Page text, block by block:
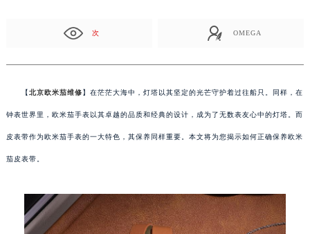
次 OMEGA
【北京欧米茄维修】在茫茫大海中，灯塔以其坚定的光芒守护着过往船只。同样，在
钟表世界里，欧米茄手表以其卓越的品质和经典的设计，成为了无数表友心中的灯塔。而
皮表带作为欧米茄手表的一大特色，其保养同样重要。本文将为您揭示如何正确保养欧米
茄皮表带。